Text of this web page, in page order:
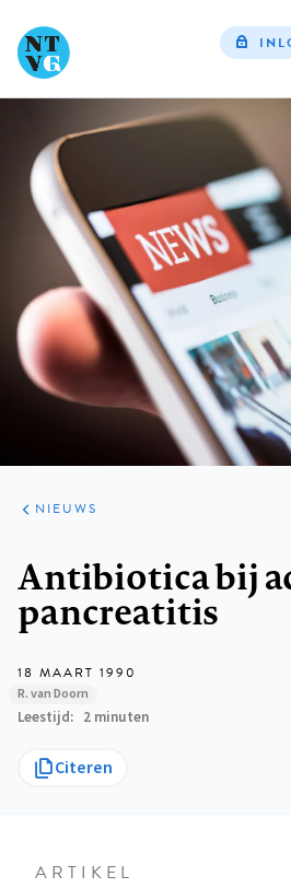
ARTIKELEN
HET
KORT
NIEUWS
Antibiotica bij
pancreatitis
18 MAART 1990
R. van Doorn
Leestijd 2 minuten
Citeren
ARTIKEL